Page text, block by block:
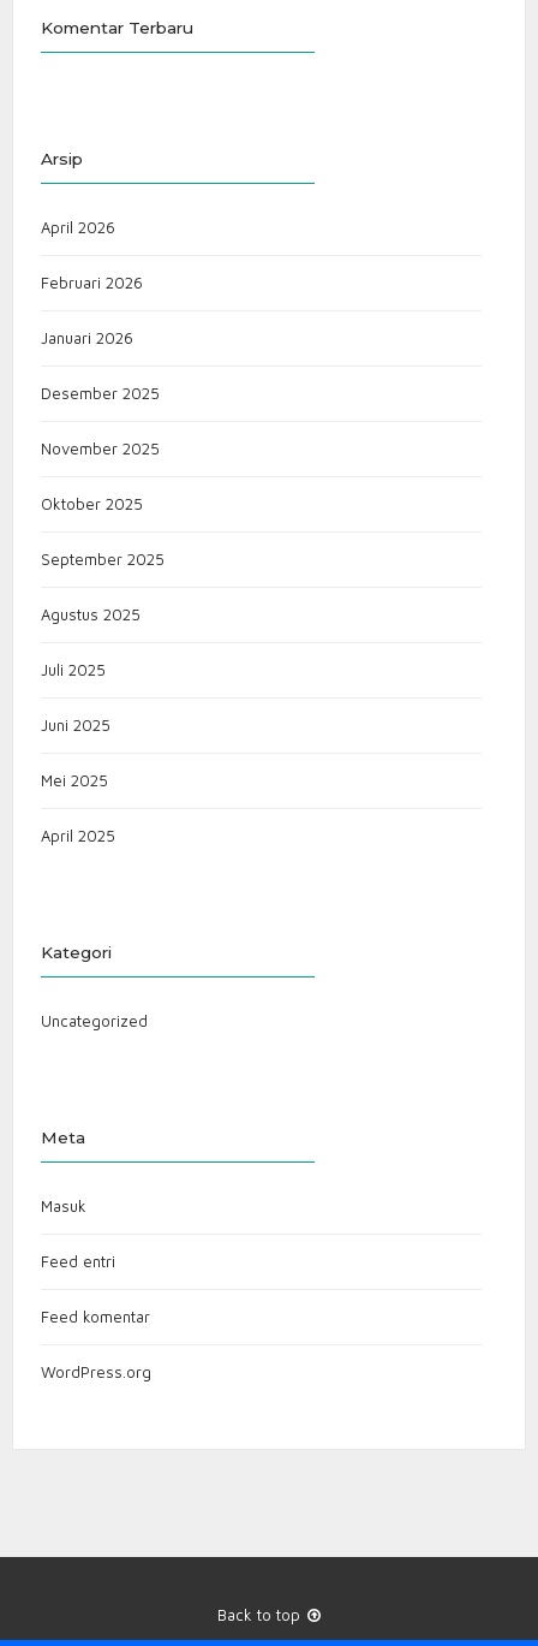
Komentar Terbaru
Arsip
April 2026
Februari 2026
Januari 2026
Desember 2025
November 2025
Oktober 2025
September 2025
Agustus 2025
Juli 2025
Juni 2025
Mei 2025
April 2025
Kategori
Uncategorized
Meta
Masuk
Feed entri
Feed komentar
WordPress.org
Back to top